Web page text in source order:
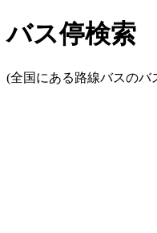
バス停検索
(全国にある路線バスのバ